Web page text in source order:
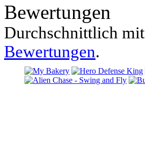
Bewertungen
Durchschnittlich mit
Bewertungen.